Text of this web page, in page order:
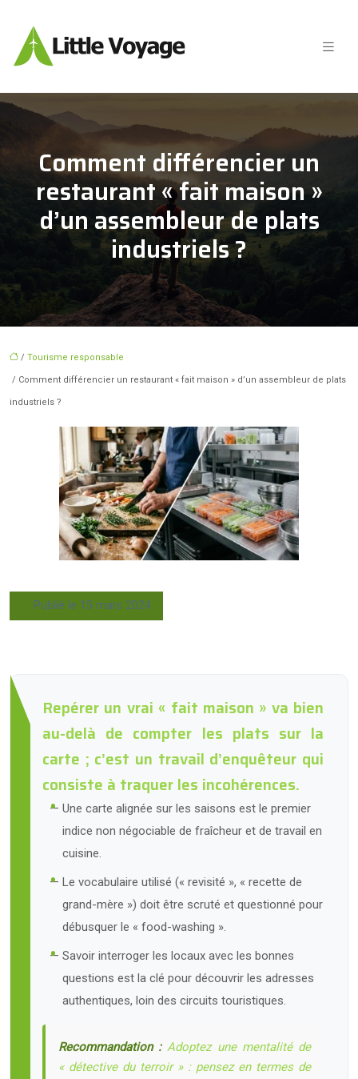
Comment différencier un
restaurant « fait maison »
d’un assembleur de plats
industriels ?
/ Tourisme responsable
/ Comment différencier un restaurant « fait maison » d’un assembleur de plats
industriels ?
Publié le 15 mars 2024
Repérer un vrai « fait maison » va bien
au-delà de compter les plats sur la
carte ; c’est un travail d’enquêteur qui
consiste à traquer les incohérences.
Une carte alignée sur les saisons est le premier
indice non négociable de fraîcheur et de travail en
cuisine.
Le vocabulaire utilisé (« revisité », « recette de
grand-mère ») doit être scruté et questionné pour
débusquer le « food-washing ».
Savoir interroger les locaux avec les bonnes
questions est la clé pour découvrir les adresses
authentiques, loin des circuits touristiques.
Recommandation :Adoptez une mentalité de
« détective du terroir » : pensez en termes de